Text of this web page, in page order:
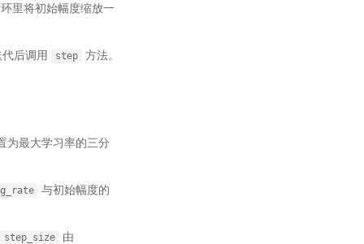
环里将初始幅度缩放一
后调用 step 方法。
为最大学习率的三分
与初始幅度的
step_size 由